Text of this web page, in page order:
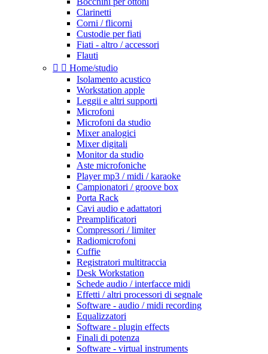
Clarinetti
Corni / flicorni
Custodie per fiati
Fiati - altro / accessori
Flauti
  Home/studio
Isolamento acustico
Workstation apple
Leggii e altri supporti
Microfoni
Microfoni da studio
Mixer analogici
Mixer digitali
Monitor da studio
Aste microfoniche
Player mp3 / midi / karaoke
Campionatori / groove box
Porta Rack
Cavi audio e adattatori
Preamplificatori
Compressori / limiter
Radiomicrofoni
Cuffie
Registratori multitraccia
Desk Workstation
Schede audio / interfacce midi
Effetti / altri processori di segnale
Software - audio / midi recording
Equalizzatori
Software - plugin effects
Finali di potenza
Software - virtual instruments